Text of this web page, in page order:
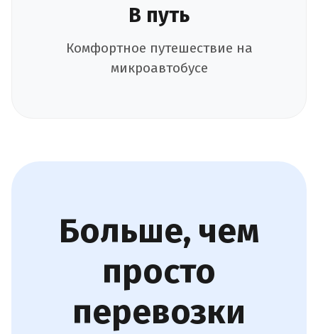
В путь
Комфортное путешествие на
микроавтобусе
Больше, чем
просто
перевозки